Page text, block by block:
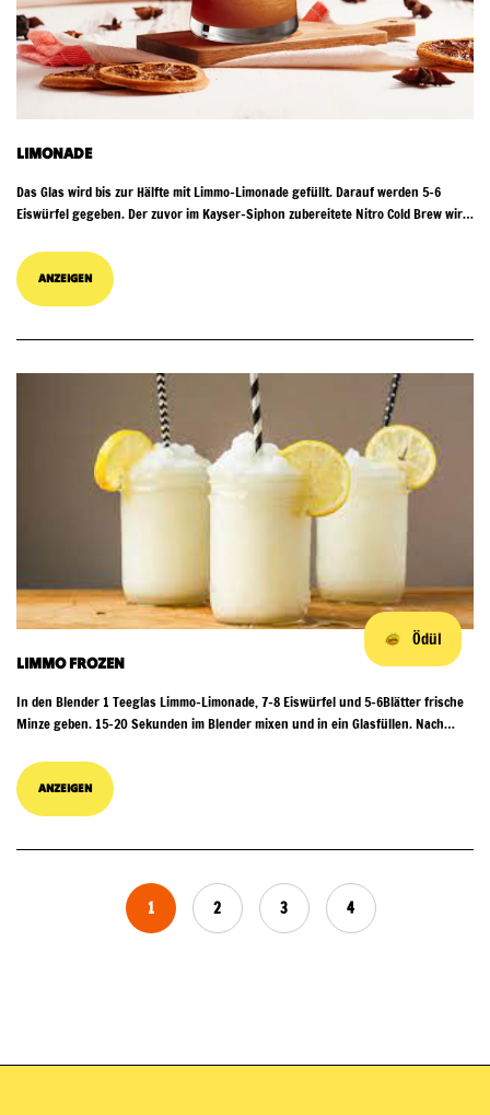
LIMONADE
Das Glas wird bis zur Hälfte mit Limmo-Limonade gefüllt. Darauf werden 5–6
Eiswürfel gegeben. Der zuvor im Kayser-Siphon zubereitete Nitro Cold Brew wird
ANZEIGEN
LIMMO FROZEN
In den Blender 1 Teeglas Limmo-Limonade, 7–8 Eiswürfel und 5–6Blätter frische
Minze geben. 15–20 Sekunden im Blender mixen und in ein Glasfüllen. Nach
ANZEIGEN
1 2 3 4
Ödül